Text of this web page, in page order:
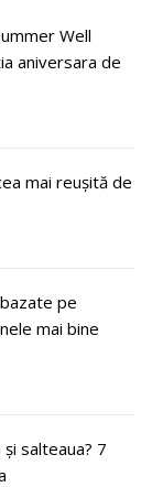
Well
aniversara de
mai reușită de
pe
mai bine
salteaua? 7